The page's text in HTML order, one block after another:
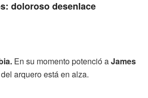
doloroso desenlace
En su momento potenció aJames
arquero está en alza.